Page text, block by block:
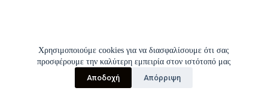
Χρησιμοποιούμε cookies για να διασφαλίσουμε ότι σας
προσφέρουμε την καλύτερη εμπειρία στον ιστότοπό μας
Αποδοχή
Απόρριψη